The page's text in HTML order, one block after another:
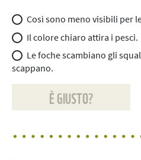
Così sono meno visibili per
Il colore chiaro attira i pesci.
Le foche scambiano gli
scappano.
È GIUSTO?